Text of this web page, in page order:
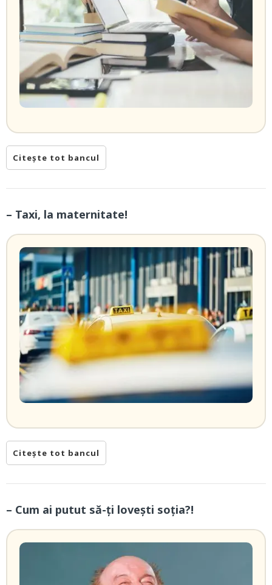
Citește tot bancul
– Taxi, la maternitate!
Citește tot bancul
– Cum ai putut să-ți lovești soția?!